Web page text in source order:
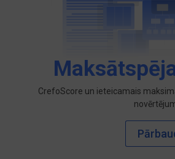
CrefoScore un ieteicamais